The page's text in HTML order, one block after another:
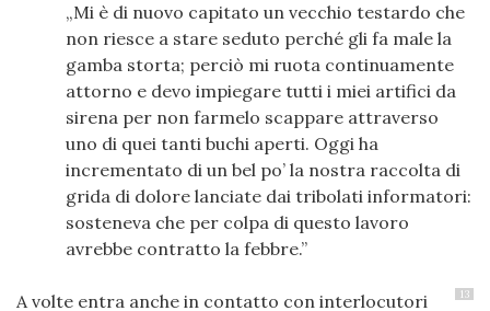
Mi è di nuovo capitato un vecchio testardo che
non riesce a stare seduto perché gli fa male la
gamba storta; perciò mi ruota continuamente
attorno e devo impiegare tutti i miei artifici da
sirena per non farmelo scappare attraverso
uno di quei tanti buchi aperti. Oggi ha
incrementato di un bel po’ la nostra raccolta di
grida di dolore lanciate dai tribolati informatori:
sosteneva che per colpa di questo lavoro
avrebbe contratto la febbre.
13
A volte entra anche in contatto con interlocutori